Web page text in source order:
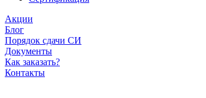
Акции
Блог
Порядок сдачи СИ
Документы
Как заказать?
Контакты